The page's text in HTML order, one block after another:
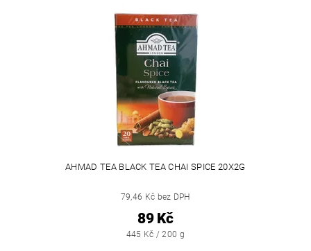
AHMAD TEA BLACK TEA CHAI SPICE 20X2G
79,46 Kč bez DPH
89 Kč
445 Kč / 200 g